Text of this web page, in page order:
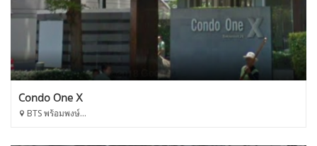
Condo One X
BTS พร้อมพงษ์...